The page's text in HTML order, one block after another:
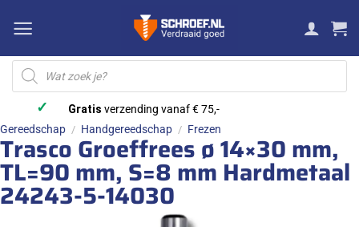
naar
inhoud
Producten
zoeken
✓ Gratis verzending vanaf € 75,-
Gereedschap / Handgereedschap / Frezen
Trasco Groeffrees ø 14×30 mm,
TL=90 mm, S=8 mm Hardmetaal
24243-5-14030